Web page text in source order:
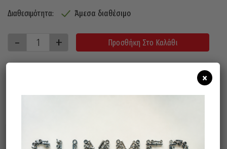
Διαθεσιμότητα: Άμεσα διαθέσιμο
Προσθήκη Στο Καλάθι
Σχετικά προϊόντα
×